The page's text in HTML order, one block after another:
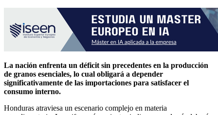
La nación enfrenta un déficit sin precedentes en la producción
de granos esenciales, lo cual obligará a depender
significativamente de las importaciones para satisfacer el
consumo interno.
Honduras atraviesa un escenario complejo en materia